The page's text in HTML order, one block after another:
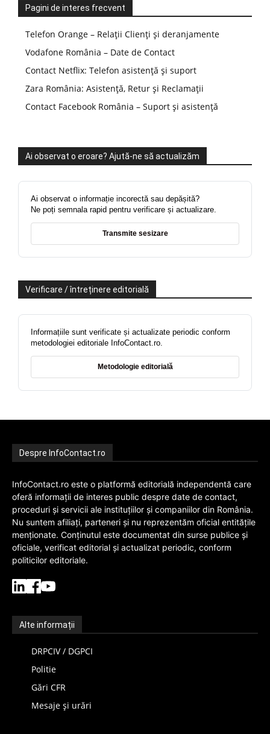
Pagini de interes frecvent
Telefon Orange – Relații Clienți și deranjamente
Vodafone România – Date de Contact
Contact Netflix: Telefon asistență și suport
Zara România: Asistență, Retur și Reclamații
Contact Facebook România – Suport și asistență
Ai observat o eroare? Ajută-ne să actualizăm
Ai observat o informație incorectă sau depășită?
Ne poți semnala rapid pentru verificare și actualizare.
Transmite sesizare
Verificare / întreținere editorială
Informațiile sunt verificate și actualizate periodic conform
metodologiei editoriale InfoContact.ro.
Metodologie editorială
Despre InfoContact.ro
InfoContact.ro este o platformă editorială independentă care
oferă informații de interes public despre date de contact,
proceduri și servicii ale instituțiilor și companiilor din România.
Nu suntem afiliați, parteneri și nu reprezentăm oficial entitățile
menționate. Conținutul este documentat din surse publice și
oficiale, verificat editorial și actualizat periodic, conform
politicilor editoriale.
Alte informații
DRPCIV / DGPCI
Politie
Gări CFR
Mesaje și urări